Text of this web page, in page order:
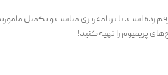
زده است. با برنامه‌ریزی مناسب و تکمیل
پریمیوم را تهیه کنید!